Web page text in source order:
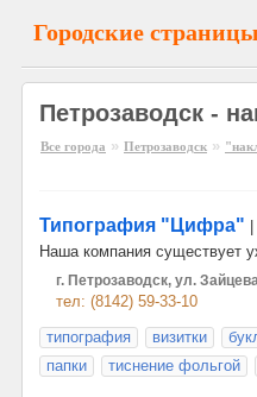
Городские
Петрозаводск -
Все города » Петрозаводск »
Типография "Цифра"
Наша компания существует
г. Петрозаводск, ул.
тел: (8142) 59-33-10
типография
визитки
папки
тиснение фольгой